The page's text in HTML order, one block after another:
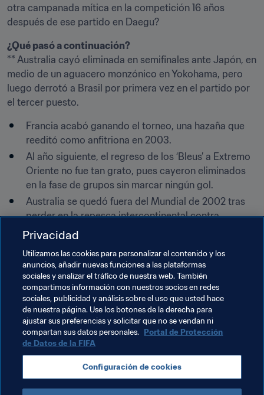
otra campanada mítica en la competición 16 años
después de ese partido en Daegu?
¿Qué pasó a continuación?
** Australia cayó eliminada en semifinales ante Japón, en
medio de un aguacero monzónico en Yokohama, pero
luego derrotó a Brasil por primera vez en el partido por
el tercer puesto.
Francia acabó ganando el torneo, una hazaña que
reeditó como anfitriona en 2003.
Al año siguiente, el regreso de los ‘Bleus’ a Extremo
Oriente no fue tan grato, pues cayeron eliminados
en la fase de grupos sin marcar ningún gol.
Australia se quedó fuera del Mundial de 2002 tras
perder en la repesca intercontinental contra
Uruguay, a finales de 2001.
Celeste cuatro años después, poniendo fin a su
sequía mundialista.
Ocho de los jugadores australianos que ganaron a
Francia formaban parte del equipo que acudió a
Alemania 2006.*
Temas relacionados
Australia AFC
Privacidad
Utilizamos las cookies para personalizar el contenido y los
anuncios, añadir nuevas funciones a las plataformas
sociales y analizar el tráfico de nuestra web. También
compartimos información con nuestros socios en redes
sociales, publicidad y análisis sobre el uso que usted hace
de nuestra página. Use los botones de la derecha para
ajustar sus preferencias y solicitar que no se vendan ni
compartan sus datos personales. Portal de Protección
de Datos de la FIFA
Configuración de cookies